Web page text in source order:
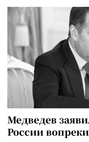
Медведев
России